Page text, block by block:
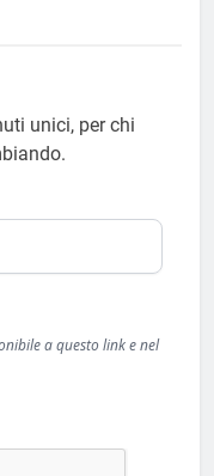
unici, per chi